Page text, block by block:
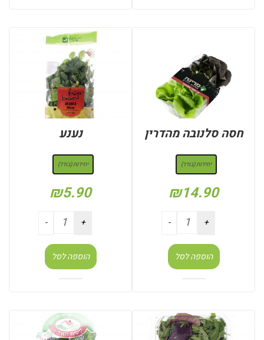
חסה סלנובה מהדרין
יחידות (בודד)
₪14.90
הוספה לסל
נענע
יחידות (בודד)
₪5.90
הוספה לסל